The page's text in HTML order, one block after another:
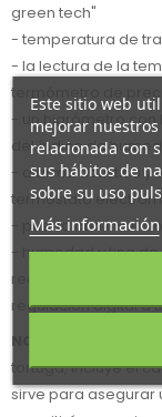
green tech"
- temperatura de
- la lectura de la
termómetro de
- un higrómetro con
del índice de
- alarma acústica y
termóstato
- puerta con
- humedad y tina
realizar una
regulación digital a
NOVEDAD
: la
tortuga, incluye el
sirve para asegurar
Este sitio web
mejorar
relacionada con
sus hábitos de
sobre su uso
Más información